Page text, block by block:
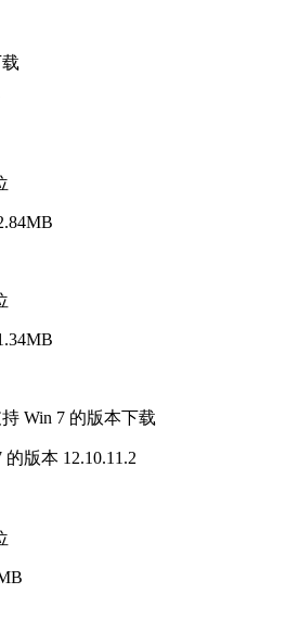
的版本 12.10.11.2